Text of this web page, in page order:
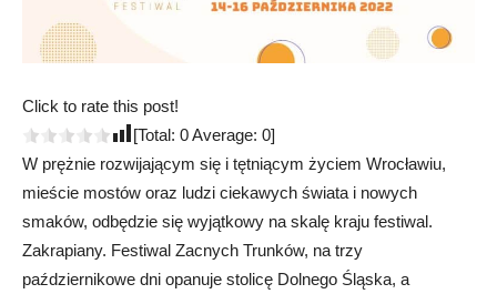
Click to rate this post!
[Total: 0Average: 0]
W prężnie rozwijającym się i tętniącym życiem Wrocławiu,
mieście mostów oraz ludzi ciekawych świata i nowych
smaków, odbędzie się wyjątkowy na skalę kraju festiwal.
Zakrapiany. Festiwal Zacnych Trunków, na trzy
październikowe dni opanuje stolicę Dolnego Śląska, a